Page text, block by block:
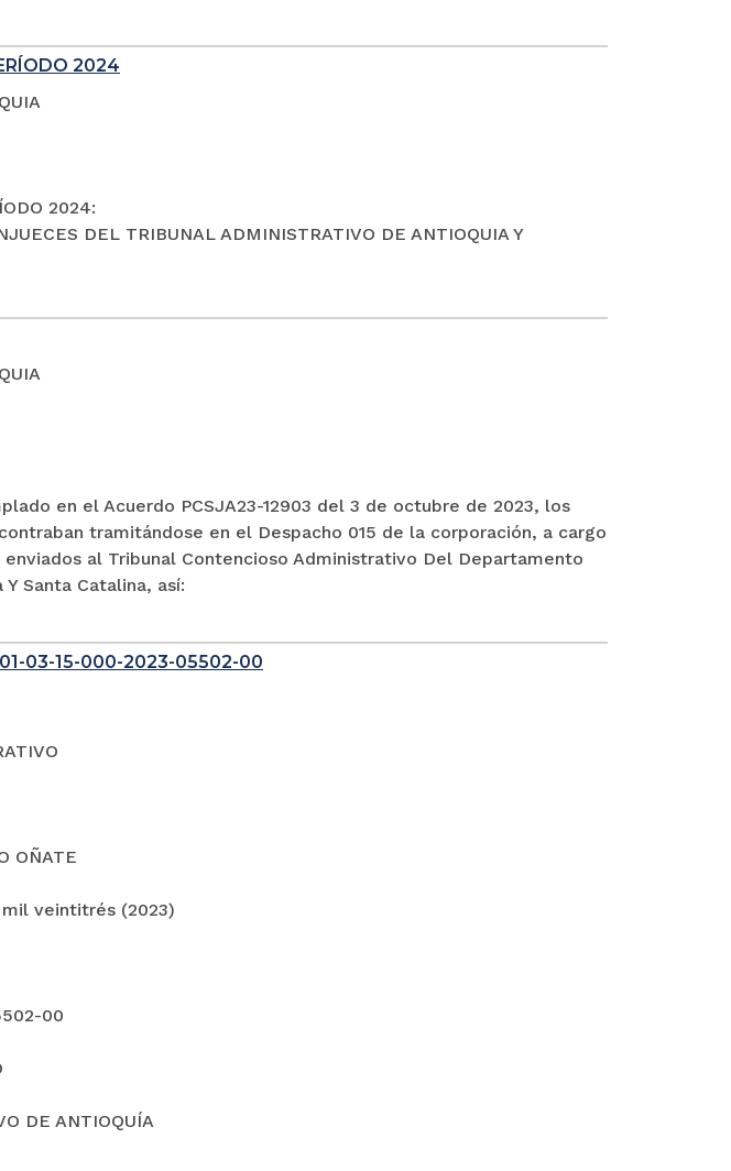
2024
2024:
DEL TRIBUNAL ADMINISTRATIVO DE ANTIOQUIA Y
en el Acuerdo PCSJA23-12903 del 3 de octubre de 2023, los
tramitándose en el Despacho 015 de la corporación, a cargo
al Tribunal Contencioso Administrativo Del Departamento
Santa Catalina, así:
03-15-000-2023-05502-00
OÑATE
veintitrés (2023)
00
DE ANTIOQUÍA